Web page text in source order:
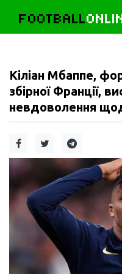
FOOTBALL
Кіліан Мбаппе,
збірної Франції,
невдоволення